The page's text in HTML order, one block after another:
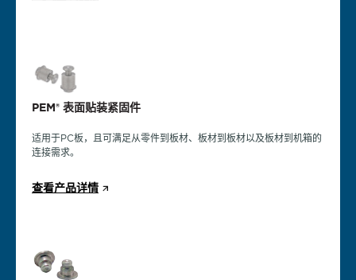
PEM® 表面贴装紧固件
适用于PC板，且可满足从零件到板材、板材到板材以及板材到机箱的
连接需求。
查看产品详情
PEM® eConnect™ 销钉
载流销钉可在要求内部部件具有卓越导电性能的应用中提供卓越的电
连接。
PEM® 螺柱
PEM®自扣紧螺柱和销钉可永久安装在铝、铜、钢或不锈钢板材上面，
查看产品详情
PEM® eConnect™ 销钉
接。
microPEM® TackPin® 紧固件